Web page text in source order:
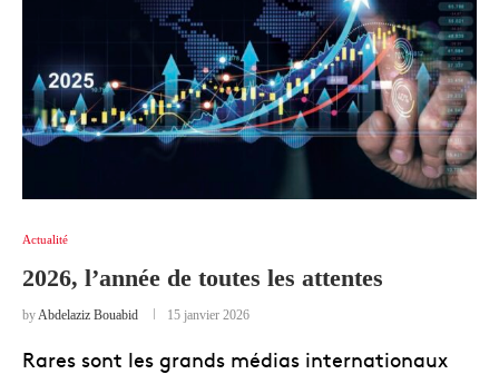
Actualité
2026, l’année de toutes les attentes
byAbdelaziz Bouabid 15 janvier 2026
Rares sont les grands médias internationaux